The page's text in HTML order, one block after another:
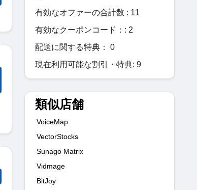
有効なオファーの合計数 : 11
有効なクーポンコード：: 2
配送に関する特典： 0
現在利用可能な割引・特典: 9
類似店舗
VoiceMap
VectorStocks
Sunago Matrix
Vidmage
BitJoy